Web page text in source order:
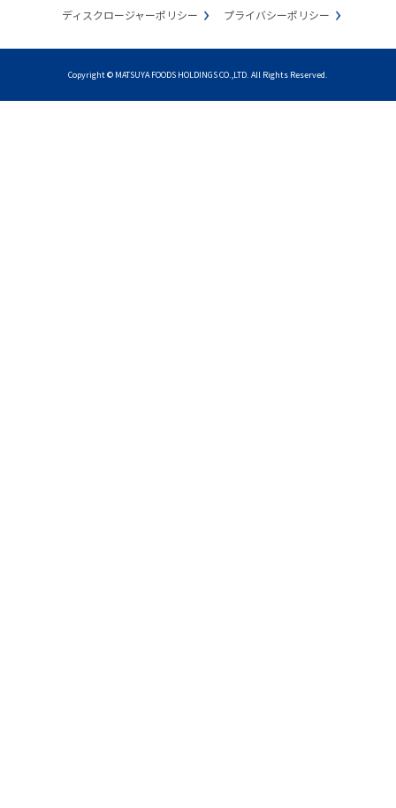
ディスクロージャーポリシー
プライバシーポリシー
Copyright © MATSUYA FOODS HOLDINGS CO.,LTD. All Rights Reserved.